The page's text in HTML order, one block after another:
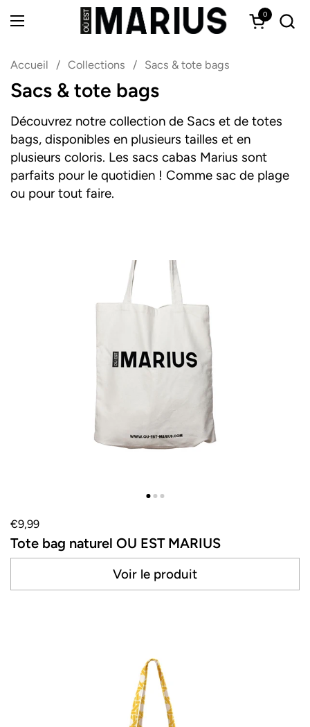
Passer au contenu
Ouvrir le
0
Ouvrir le menu
Accueil / Collections / Sacs & tote bags
Sacs & tote bags
Découvrez notre collection de Sacs et de totes
bags, disponibles en plusieurs tailles et en
plusieurs coloris. Les sacs cabas Marius sont
parfaits pour le quotidien ! Comme sac de plage
ou pour tout faire.
€9,99
Tote bag naturel OU EST MARIUS
Voir le produit